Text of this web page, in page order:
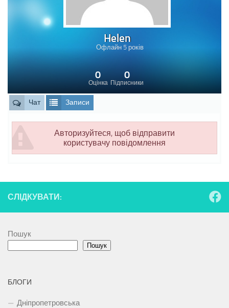
Helen
Офлайн 5 років
Оцінка
0
Підписники
0
Чат Записи
Авторизуйтеся, щоб відправити
користувачу повідомлення
СЛІДКУВАТИ:
Пошук
Пошук
БЛОГИ
Дніпропетровська